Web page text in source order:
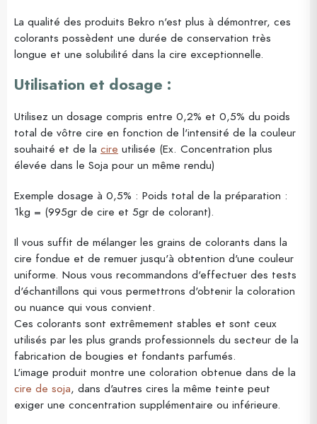
La qualité des produits Bekro n'est plus à démontrer, ces
colorants possèdent une durée de conservation très
longue et une solubilité dans la cire exceptionnelle.
Utilisation et dosage :
Utilisez un dosage compris entre 0,2% et 0,5% du poids
total de vôtre cire en fonction de l'intensité de la couleur
souhaité et de la cire utilisée (Ex. Concentration plus
élevée dans le Soja pour un même rendu)
Exemple dosage à 0,5% : Poids total de la préparation :
1kg = (995gr de cire et 5gr de colorant).
Il vous suffit de mélanger les grains de colorants dans la
cire fondue et de remuer jusqu'à obtention d'une couleur
uniforme. Nous vous recommandons d'effectuer des tests
d'échantillons qui vous permettrons d'obtenir la coloration
ou nuance qui vous convient.
Ces colorants sont extrêmement stables et sont ceux
utilisés par les plus grands professionnels du secteur de la
fabrication de bougies et fondants parfumés.
L'image produit montre une coloration obtenue dans de la
cire de soja, dans d'autres cires la même teinte peut
exiger une concentration supplémentaire ou inférieure.